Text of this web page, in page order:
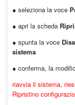
● seleziona la voce
● apri la scheda
● spunta la voce
sistema
● conferma, la
riavvia il sistema,
Ripristino